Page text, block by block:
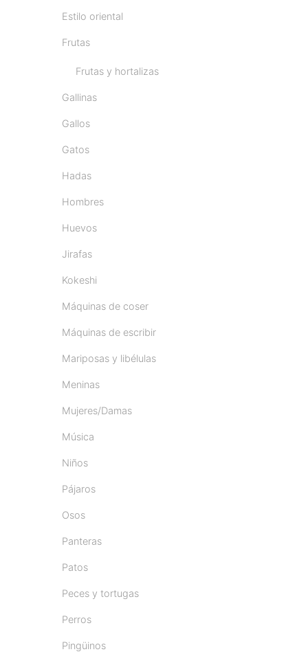
Estilo oriental
Frutas
Frutas y hortalizas
Gallinas
Gallos
Gatos
Hadas
Hombres
Huevos
Jirafas
Kokeshi
Máquinas de coser
Máquinas de escribir
Mariposas y libélulas
Meninas
Mujeres/Damas
Música
Niños
Pájaros
Osos
Panteras
Patos
Peces y tortugas
Perros
Pingüinos